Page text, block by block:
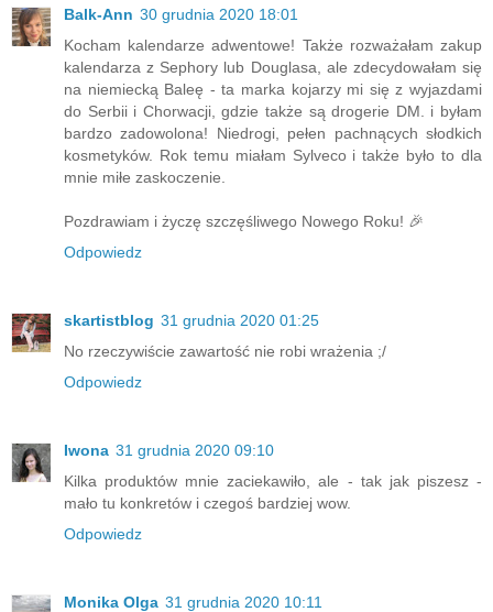
Balk-Ann 30 grudnia 2020 18:01
Kocham kalendarze adwentowe! Także rozważałam zakup
kalendarza z Sephory lub Douglasa, ale zdecydowałam się
na niemiecką Baleę - ta marka kojarzy mi się z wyjazdami
do Serbii i Chorwacji, gdzie także są drogerie DM. i byłam
bardzo zadowolona! Niedrogi, pełen pachnących słodkich
kosmetyków. Rok temu miałam Sylveco i także było to dla
mnie miłe zaskoczenie.
Pozdrawiam i życzę szczęśliwego Nowego Roku! 🎉
Odpowiedz
skartistblog 31 grudnia 2020 01:25
No rzeczywiście zawartość nie robi wrażenia ;/
Odpowiedz
Iwona 31 grudnia 2020 09:10
Kilka produktów mnie zaciekawiło, ale - tak jak piszesz -
mało tu konkretów i czegoś bardziej wow.
Odpowiedz
Monika Olga 31 grudnia 2020 10:11